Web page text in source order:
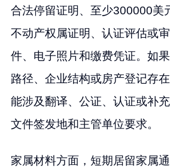
合法停留证明、至少300000美
不动产权属证明、认证评估或
件、电子照片和缴费凭证。如
路径、企业结构或房产登记存
能涉及翻译、公证、认证或补
文件签发地和主管单位要求。
家属材料方面，短期居留家属